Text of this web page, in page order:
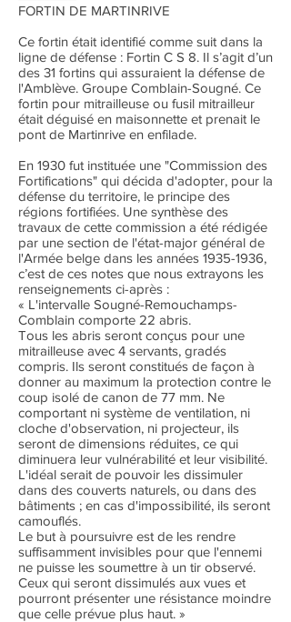
FORTIN DE MARTINRIVE
Ce fortin était identifié comme suit dans la
ligne de défense : Fortin C S 8. Il s’agit d’un
des 31 fortins qui assuraient la défense de
l'Amblève. Groupe Comblain-Sougné. Ce
fortin pour mitrailleuse ou fusil mitrailleur
était déguisé en maisonnette et prenait le
pont de Martinrive en enfilade.
En 1930 fut instituée une "Commission des
Fortifications" qui décida d'adopter, pour la
défense du territoire, le principe des
régions fortifiées. Une synthèse des
travaux de cette commission a été rédigée
par une section de l'état-major général de
l'Armée belge dans les années 1935-1936,
c’est de ces notes que nous extrayons les
renseignements ci-après :
« L'intervalle Sougné-Remouchamps-
Comblain comporte 22 abris.
Tous les abris seront conçus pour une
mitrailleuse avec 4 servants, gradés
compris. Ils seront constitués de façon à
donner au maximum la protection contre le
coup isolé de canon de 77 mm. Ne
comportant ni système de ventilation, ni
cloche d'observation, ni projecteur, ils
seront de dimensions réduites, ce qui
diminuera leur vulnérabilité et leur visibilité.
L'idéal serait de pouvoir les dissimuler
dans des couverts naturels, ou dans des
bâtiments ; en cas d'impossibilité, ils seront
camouflés.
Le but à poursuivre est de les rendre
suffisamment invisibles pour que l'ennemi
ne puisse les soumettre à un tir observé.
Ceux qui seront dissimulés aux vues et
pourront présenter une résistance moindre
que celle prévue plus haut. »